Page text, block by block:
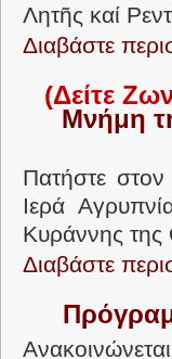
Λητῆς καί
Διαβάστε
(Δείτε
Μνήμη
Πατήστε
Ιερά
Κυράννης
Διαβάστε